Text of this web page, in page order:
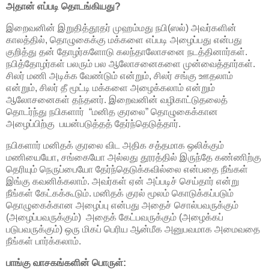
அதான் எப்படி தொடங்கியது?
இறைவனின் இறுதித்தூதர் முஹம்மது நபி(ஸல்) அவர்களின்
காலத்தில், தொழுகைக்கு மக்களை எப்படி அழைப்பது என்பது
குறித்து தன் தோழர்களோடு கலந்தாலோசனை நடத்தினார்கள்.
நபித்தோழர்கள் பலரும் பல ஆலோசனைகளை முன்வைத்தார்கள்.
சிலர் மணி அடிக்க வேண்டும் என்றும், சிலர் சங்கு ஊதலாம்
என்றும், சிலர் தீ மூட்டி மக்களை அழைக்கலாம் என்றும்
ஆலோசனைகள் தந்தனர். இறைவனின் வழிகாட்டுதலைத்
தொடர்ந்து நபிகளார் “மனித குரலை” தொழுகைக்கான
அழைப்பிற்கு பயன்படுத்தத் தேர்ந்தெடுத்தார்.
நபிகளார் மனிதக் குரலை விட அதிக சத்தமாக ஒலிக்கும்
மணியையோ, சங்கையோ அல்லது தூரத்தில் இருந்தே கண்ணிற்கு
தெரியும் நெருப்பையோ தேர்ந்தெடுக்கவில்லை என்பதை நீங்கள்
இங்கு கவனிக்கலாம். அவர்கள் ஏன் அப்படிச் செய்தார் என்று
நீங்கள் கேட்கக்கூடும். மனிதக் குரல் மூலம் கொடுக்கப்படும்
தொழுகைக்கான அழைப்பு என்பது அதைச் சொல்பவருக்கும்
(அழைப்பவருக்கும்) அதைக் கேட்பவருக்கும் (அழைக்கப்
படுபவருக்கும்) ஒரு மிகப் பெரிய ஆன்மீக அனுபவமாக அமைவதை
நீங்கள் பார்க்கலாம்.
பாங்கு வாசகங்களின் பொருள்: